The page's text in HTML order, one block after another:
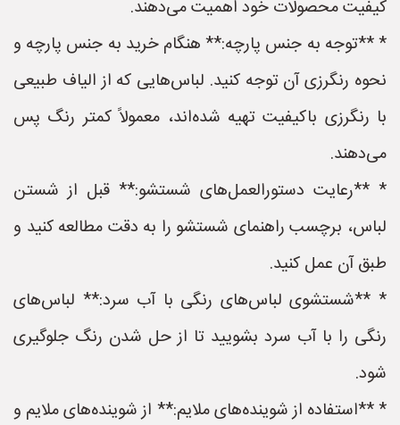
کیفیت محصولات خود اهمیت می‌دهند.
* **توجه به جنس پارچه:** هنگام خرید به جنس پارچه و
نحوه رنگرزی آن توجه کنید. لباس‌هایی که از الیاف طبیعی
با رنگرزی باکیفیت تهیه شده‌اند، معمولاً کمتر رنگ پس
می‌دهند.
* **رعایت دستورالعمل‌های شستشو:** قبل از شستن
لباس، برچسب راهنمای شستشو را به دقت مطالعه کنید و
طبق آن عمل کنید.
* **شستشوی لباس‌های رنگی با آب سرد:** لباس‌های
رنگی را با آب سرد بشویید تا از حل شدن رنگ جلوگیری
شود.
* **استفاده از شوینده‌های ملایم:** از شوینده‌های ملایم و